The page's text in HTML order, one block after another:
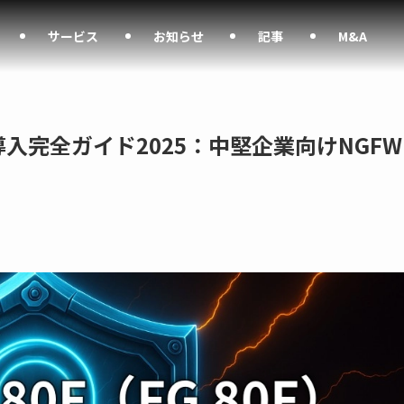
サービス お知らせ 記事 M&A
完全ガイド2025：中堅企業向けNGFW